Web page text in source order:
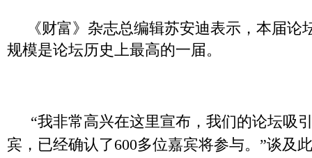
《财富》杂志总编辑苏安迪表示，本届论
规模是论坛历史上最高的一届。
“我非常高兴在这里宣布，我们的论坛吸
宾，已经确认了600多位嘉宾将参与。”谈及